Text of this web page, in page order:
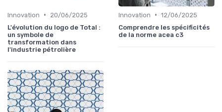
Innovation •
20/06/2025
L'évolution du logo de Total :
un symbole de
transformation dans
l'industrie pétrolière
Innovation • 12/06/2025
Comprendre les spécificités
de la norme acea c3